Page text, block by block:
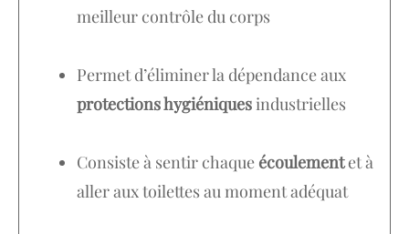
meilleur contrôle du corps
Permet d’éliminer la dépendance aux
protections hygiéniquesindustrielles
Consiste à sentir chaque écoulementet à
aller aux toilettes au moment adéquat